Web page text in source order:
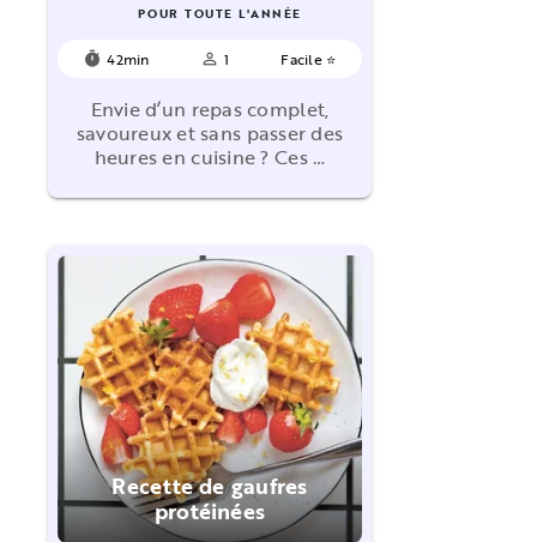
POUR TOUTE L'ANNÉE
timer 42min person_outline 1 Facile ⭐
Envie d’un repas complet,
savoureux et sans passer des
heures en cuisine ? Ces …
Recette de gaufres
protéinées